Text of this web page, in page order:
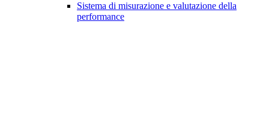
Sistema di misurazione e valutazione della
performance